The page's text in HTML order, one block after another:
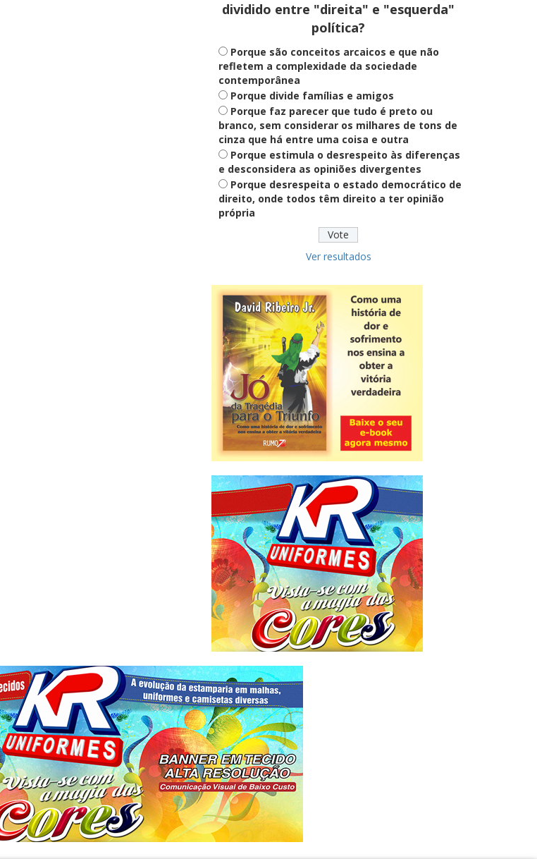
Saúde Mental
Plataforma oferece escuta em
saúde mental para jovens no SUS
Digital
Definido
PT lança Patrus Ananias como
candidato ao governo de Minas
Gerais
Educação
Fies: pré-selecionados têm até
terça para complementar
CNPJ alfanumérico começa a ser
emitido nesta sexta
ver todas »
dividido entre "direita" e "esquerda"
política?
Porque são conceitos arcaicos e que não
refletem a complexidade da sociedade
contemporânea
Porque divide famílias e amigos
Porque faz parecer que tudo é preto ou
branco, sem considerar os milhares de tons de
cinza que há entre uma coisa e outra
Porque estimula o desrespeito às diferenças
e desconsidera as opiniões divergentes
Porque desrespeita o estado democrático de
direito, onde todos têm direito a ter opinião
própria
Ver resultados